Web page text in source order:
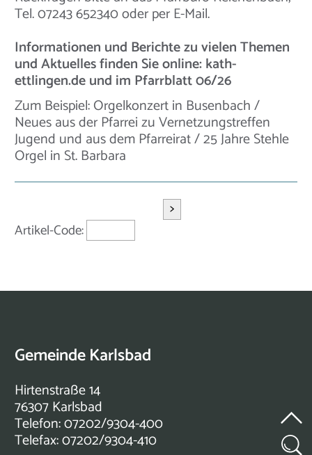
Tel. 07243 652340 oder per E-Mail.
Informationen und Berichte zu vielen Themen
und Aktuelles finden Sie online: kath-
ettlingen.de und im Pfarrblatt 06/26
Zum Beispiel: Orgelkonzert in Busenbach /
Neues aus der Pfarrei zu Vernetzungstreffen
Jugend und aus dem Pfarreirat / 25 Jahre Stehle
Orgel in St. Barbara
Artikel-Code:
>
Gemeinde Karlsbad
Hirtenstraße 14
76307 Karlsbad
Telefon: 07202/9304-400
Telefax: 07202/9304-410